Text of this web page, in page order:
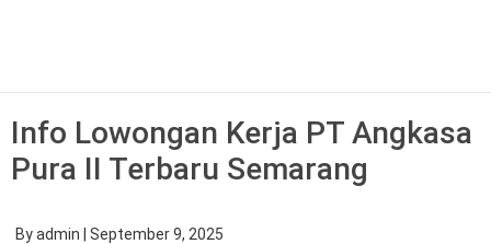
Info Lowongan Kerja PT Angkasa
Pura II Terbaru Semarang
Byadmin September 9, 2025